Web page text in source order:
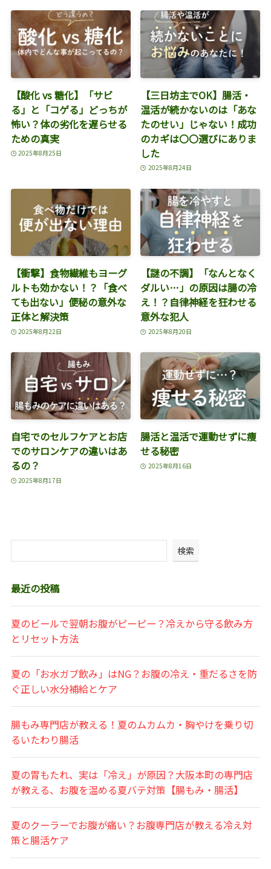
【酸化 vs 糖化】「サビ
る」と「コゲる」どっちが
怖い？体の劣化を遅らせる
ための真実
2025年8月25日
【三日坊主でOK】腸活・
温活が続かないのは「あな
たのせい」じゃない！成功
のカギは〇〇選びにありま
した
2025年8月24日
【衝撃】食物繊維もヨーグ
ルトも効かない！？「食べ
ても出ない」便秘の意外な
正体と解決策
2025年8月22日
【謎の不調】「なんとなく
ダルい…」の原因は腸の冷
え！？自律神経を狂わせる
意外な犯人
2025年8月20日
自宅でのセルフケアとお店
でのサロンケアの違いはあ
るの？
2025年8月17日
腸活と温活で運動せずに痩
せる秘密
2025年8月16日
検索
最近の投稿
夏のビールで翌朝お腹がピーピー？冷えから守る飲み方
とリセット方法
夏の「お水ガブ飲み」はNG？お腹の冷え・重だるさを防
ぐ正しい水分補給とケア
腸もみ専門店が教える！夏のムカムカ・胸やけを乗り切
るいたわり腸活
夏の胃もたれ、実は「冷え」が原因？大阪本町の専門店
が教える、お腹を温める夏バテ対策【腸もみ・腸活】
夏のクーラーでお腹が痛い？お腹専門店が教える冷え対
策と腸活ケア